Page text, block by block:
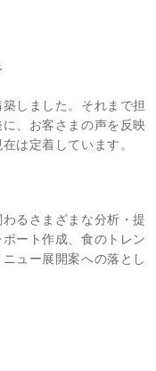
しました。それまで担
、お客さまの声を反映
は定着しています。
るさまざまな分析・提
ート作成、食のトレン
ュー展開案への落とし